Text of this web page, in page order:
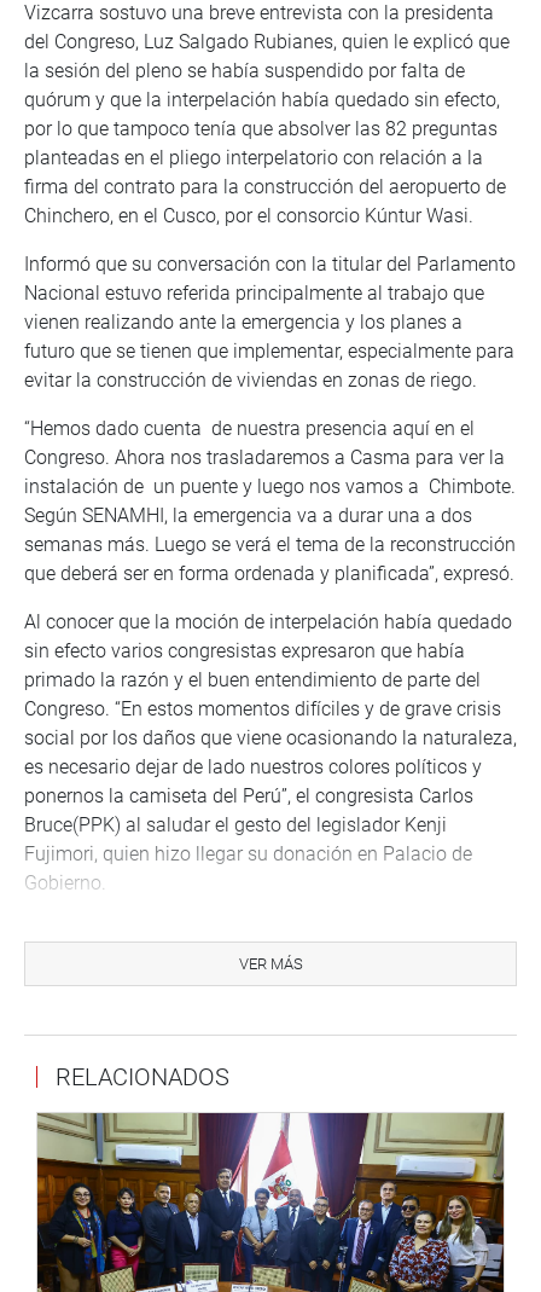
Vizcarra sostuvo una breve entrevista con la presidenta
del Congreso, Luz Salgado Rubianes, quien le explicó que
la sesión del pleno se había suspendido por falta de
quórum y que la interpelación había quedado sin efecto,
por lo que tampoco tenía que absolver las 82 preguntas
planteadas en el pliego interpelatorio con relación a la
firma del contrato para la construcción del aeropuerto de
Chinchero, en el Cusco, por el consorcio Kúntur Wasi.
Informó que su conversación con la titular del Parlamento
Nacional estuvo referida principalmente al trabajo que
vienen realizando ante la emergencia y los planes a
futuro que se tienen que implementar, especialmente para
evitar la construcción de viviendas en zonas de riego.
“Hemos dado cuenta de nuestra presencia aquí en el
Congreso. Ahora nos trasladaremos a Casma para ver la
instalación de un puente y luego nos vamos a Chimbote.
Según SENAMHI, la emergencia va a durar una a dos
semanas más. Luego se verá el tema de la reconstrucción
que deberá ser en forma ordenada y planificada”, expresó.
Al conocer que la moción de interpelación había quedado
sin efecto varios congresistas expresaron que había
primado la razón y el buen entendimiento de parte del
Congreso. “En estos momentos difíciles y de grave crisis
social por los daños que viene ocasionando la naturaleza,
es necesario dejar de lado nuestros colores políticos y
ponernos la camiseta del Perú”, el congresista Carlos
Bruce(PPK) al saludar el gesto del legislador Kenji
Fujimori, quien hizo llegar su donación en Palacio de
Gobierno.
los 130 congresistas al cumplir diversas labores de apoyo
y asistencia a los miles de pobladores afectados en las
consideró.
En relación a la interpelación al ministro Martín Vizcarra,
señaló que su presencia obedece a dar cumplimiento al
mandato constitucional. Sobre los temas de
reconstrucción refirió que debería estar a cargo de un
VER MÁS
RELACIONADOS